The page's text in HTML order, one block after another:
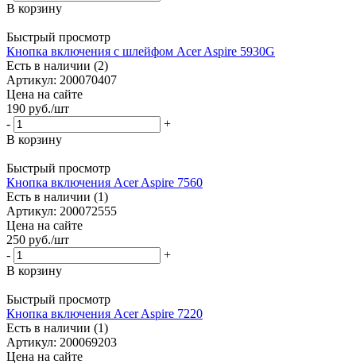
В корзину
Быстрый просмотр
Кнопка включения с шлейфом Acer Aspire 5930G
Есть в наличии (2)
Артикул: 200070407
Цена на сайте
190 руб./шт
-
+
В корзину
Быстрый просмотр
Кнопка включения Acer Aspire 7560
Есть в наличии (1)
Артикул: 200072555
Цена на сайте
250 руб./шт
-
+
В корзину
Быстрый просмотр
Кнопка включения Acer Aspire 7220
Есть в наличии (1)
Артикул: 200069203
Цена на сайте